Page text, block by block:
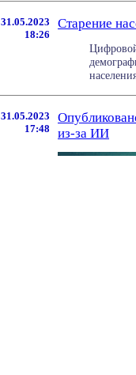
31.05.2023
18:26
Старение
31.05.2023
17:48
из-за ИИ